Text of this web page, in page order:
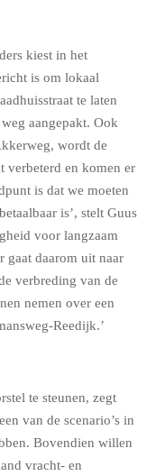
kiest in het
is om lokaal
te laten
aangepakt. Ook
wordt de
verbeterd en komen er
is dat we moeten
is’, stelt Guus
voor langzaam
gaat daarom uit naar
verbreding van de
nemen over een
Reedijk.’
te steunen, zegt
van de scenario’s in
Bovendien willen
vracht- en